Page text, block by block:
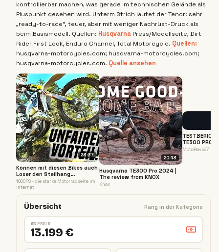
kontrollierbar machen, was gerade im technischen Gelände als
Pluspunkt gesehen wird. Unterm Strich lautet der Tenor: sehr
„ready-to-race“, teuer, aber mit weniger Nachrüst-Druck als
beim Basismodell. Quellen: Husqvarna Press/Modellseite, Dirt
Rider First Look, Enduro Channel, Total Motorcycle. Quellen:
husqvarna-motorcycles.com; husqvarna-motorcycles.com;
husqvarna-motorcycles.com. Quelle ansehen
23:37
Können mit diesen Bikes auch
Loser den Steilhang
bezwingen? Husqvarna Enduro
2024!
1000PS - die starke Motorradseite im
Internet
20:43
Husqvarna TE300 Pro 2024 |
The review from KNOX
Knox
TE300 PRO
ENDURO-
MotoRevs27
Übersicht Rang in der Kategorie
AB PREIS
13.199 €